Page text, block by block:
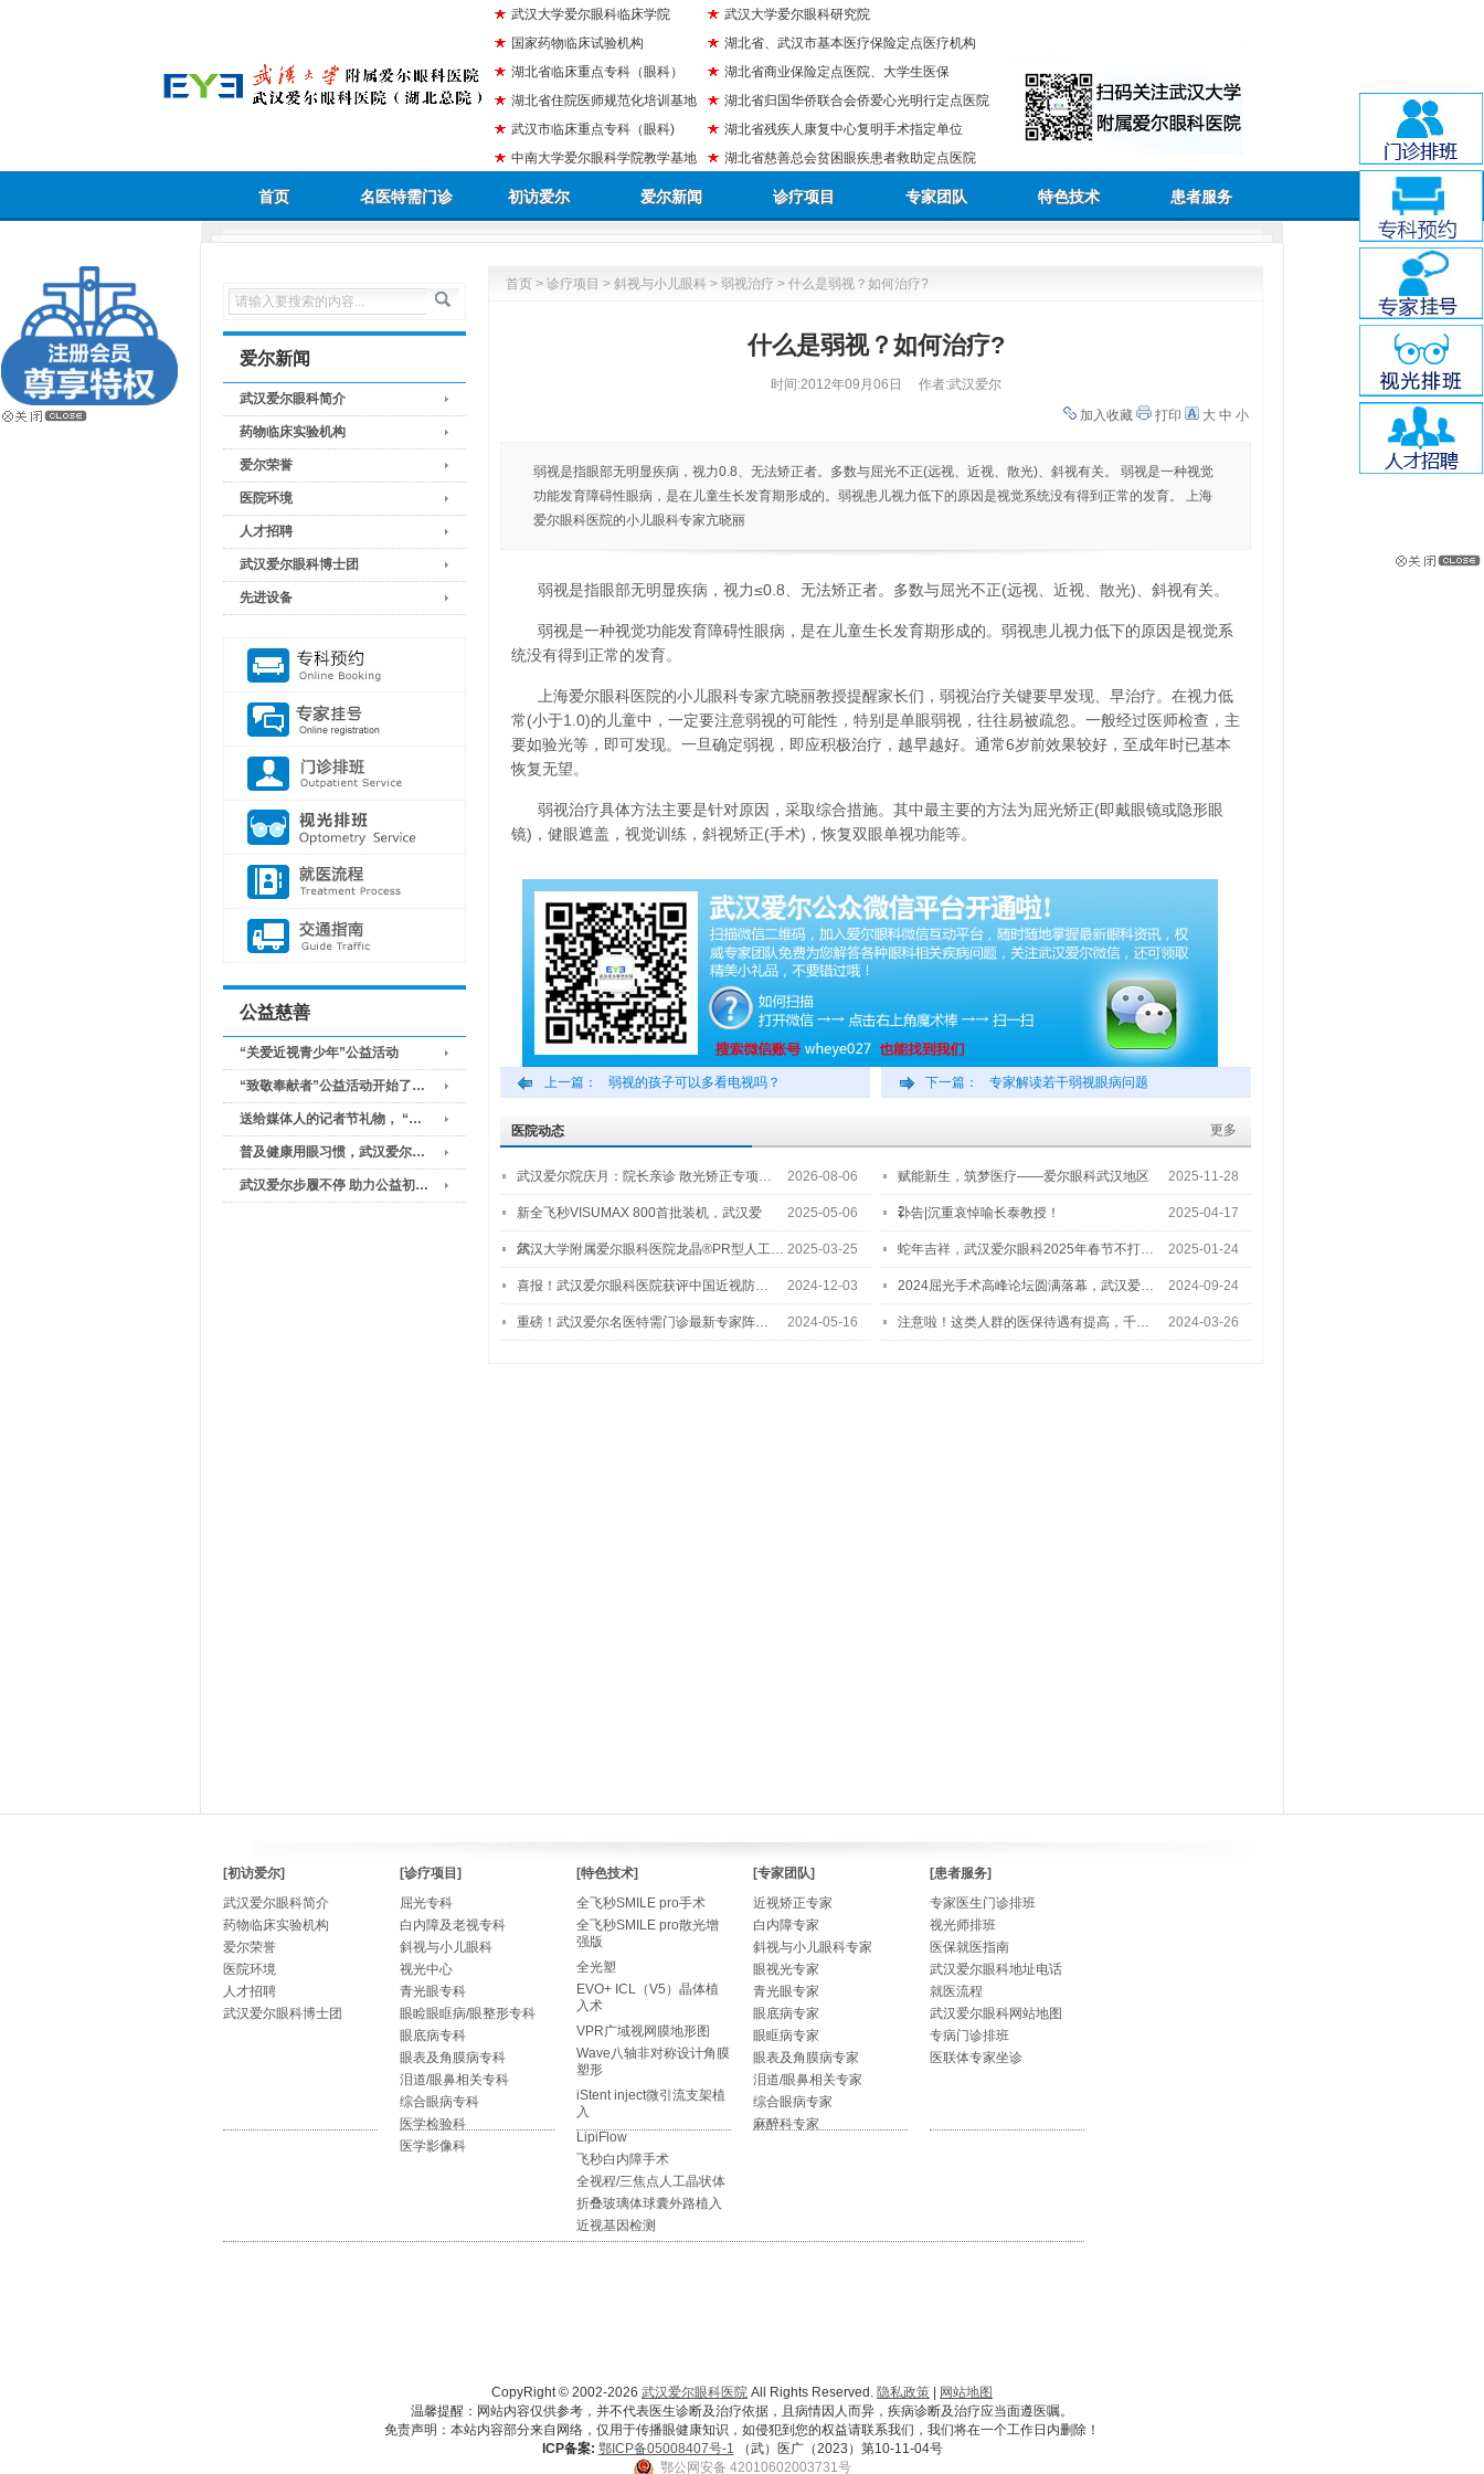
武汉大学爱尔眼科临床学院
国家药物临床试验机构
湖北省临床重点专科（眼科）
湖北省住院医师规范化培训基地
武汉市临床重点专科（眼科)
中南大学爱尔眼科学院教学基地
武汉大学爱尔眼科研究院
湖北省、武汉市基本医疗保险定点医疗机构
湖北省商业保险定点医院、大学生医保
湖北省归国华侨联合会侨爱心光明行定点医院
湖北省残疾人康复中心复明手术指定单位
湖北省慈善总会贫困眼疾患者救助定点医院
首页 名医特需门诊 初访爱尔 爱尔新闻 诊疗项目 专家团队 特色技术 患者服务
爱尔新闻
武汉爱尔眼科简介
药物临床实验机构
爱尔荣誉
医院环境
人才招聘
武汉爱尔眼科博士团
先进设备
公益慈善
“关爱近视青少年”公益活动
“致敬奉献者”公益活动开始了…
送给媒体人的记者节礼物， “…
普及健康用眼习惯，武汉爱尔…
武汉爱尔步履不停 助力公益初…
首页 > 诊疗项目 > 斜视与小儿眼科 > 弱视治疗 > 什么是弱视？如何治疗?
什么是弱视？如何治疗?
时间:2012年09月06日
作者:武汉爱尔
加入收藏
打印 大 中 小
弱视是指眼部无明显疾病，视力0.8、无法矫正者。多数与屈光不正(远视、近视、散光)、斜视有关。 弱视是一种视觉
功能发育障碍性眼病，是在儿童生长发育期形成的。弱视患儿视力低下的原因是视觉系统没有得到正常的发育。 上海
爱尔眼科医院的小儿眼科专家亢晓丽
弱视是指眼部无明显疾病，视力≤0.8、无法矫正者。多数与屈光不正(远视、近视、散光)、斜视有关。
弱视是一种视觉功能发育障碍性眼病，是在儿童生长发育期形成的。弱视患儿视力低下的原因是视觉系
统没有得到正常的发育。
上海爱尔眼科医院的小儿眼科专家亢晓丽教授提醒家长们，弱视治疗关键要早发现、早治疗。在视力低
常(小于1.0)的儿童中，一定要注意弱视的可能性，特别是单眼弱视，往往易被疏忽。一般经过医师检查，主
要如验光等，即可发现。一旦确定弱视，即应积极治疗，越早越好。通常6岁前效果较好，至成年时已基本
恢复无望。
弱视治疗具体方法主要是针对原因，采取综合措施。其中最主要的方法为屈光矫正(即戴眼镜或隐形眼
镜)，健眼遮盖，视觉训练，斜视矫正(手术)，恢复双眼单视功能等。
上一篇： 弱视的孩子可以多看电视吗？ 下一篇： 专家解读若干弱视眼病问题
更多
医院动态
武汉爱尔院庆月：院长亲诊 散光矫正专项… 2026-08-06 赋能新生，筑梦医疗——爱尔眼科武汉地区
2…
2025-11-28
新全飞秒VISUMAX 800首批装机，武汉爱
尔…
2025-05-06 讣告|沉重哀悼喻长泰教授！ 2025-04-17
武汉大学附属爱尔眼科医院龙晶®PR型人工… 2025-03-25 蛇年吉祥，武汉爱尔眼科2025年春节不打… 2025-01-24
喜报！武汉爱尔眼科医院获评中国近视防… 2024-12-03 2024屈光手术高峰论坛圆满落幕，武汉爱… 2024-09-24
重磅！武汉爱尔名医特需门诊最新专家阵… 2024-05-16 注意啦！这类人群的医保待遇有提高，千… 2024-03-26
[初访爱尔]
武汉爱尔眼科简介
药物临床实验机构
爱尔荣誉
医院环境
人才招聘
武汉爱尔眼科博士团
[诊疗项目]
屈光专科
白内障及老视专科
斜视与小儿眼科
视光中心
青光眼专科
眼睑眼眶病/眼整形专科
眼底病专科
眼表及角膜病专科
泪道/眼鼻相关专科
综合眼病专科
医学检验科
医学影像科
[特色技术]
全飞秒SMILE pro手术
全飞秒SMILE pro散光增
强版
全光塑
EVO+ ICL（V5）晶体植
入术
VPR广域视网膜地形图
Wave八轴非对称设计角膜
塑形
iStent inject微引流支架植
入
LipiFlow
飞秒白内障手术
全视程/三焦点人工晶状体
折叠玻璃体球囊外路植入
近视基因检测
[专家团队]
近视矫正专家
白内障专家
斜视与小儿眼科专家
眼视光专家
青光眼专家
眼底病专家
眼眶病专家
眼表及角膜病专家
泪道/眼鼻相关专家
综合眼病专家
麻醉科专家
[患者服务]
专家医生门诊排班
视光师排班
医保就医指南
武汉爱尔眼科地址电话
就医流程
武汉爱尔眼科网站地图
专病门诊排班
医联体专家坐诊
CopyRight © 2002-2026 武汉爱尔眼科医院 All Rights Reserved. 隐私政策
网站地图
温馨提醒：网站内容仅供参考，并不代表医生诊断及治疗依据，且病情因人而异，疾病诊断及治疗应当面遵医嘱。
免责声明：本站内容部分来自网络，仅用于传播眼健康知识，如侵犯到您的权益请联系我们，我们将在一个工作日内删除！
ICP备案: 鄂ICP备05008407号-1 （武）医广（2023）第10-11-04号
鄂公网安备 42010602003731号